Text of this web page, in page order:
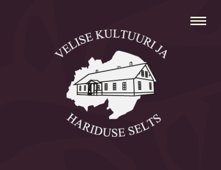
Avaleht
Aleksei Parnabas
Sillaotsa Talumuuseum